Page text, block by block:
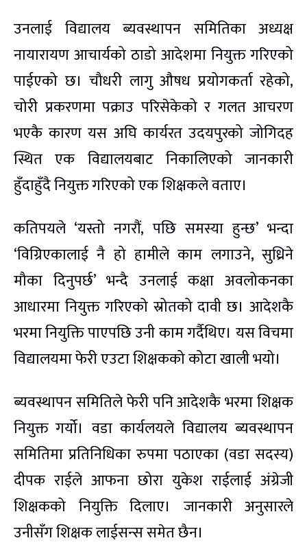
उनलाई विद्यालय ब्यवस्थापन समितिका अध्यक्ष
नायारायण आचार्यको ठाडो आदेशमा नियुक्त गरिएको
पाईएको छ। चौधरी लागु औषध प्रयोगकर्ता रहेको,
चोरी प्रकरणमा पक्राउ परिसेकेको र गलत आचरण
भएकै कारण यस अघि कार्यरत उदयपुरको जोगिदह
स्थित एक विद्यालयबाट निकालिएको जानकारी
हुँदाहुँदै नियुक्त गरिएको एक शिक्षकले वताए।
कतिपयले ‘यस्तो नगरौं, पछि समस्या हुन्छ’ भन्दा
‘विग्रिएकालाई नै हो हामीले काम लगाउने, सुध्रिने
मौका दिनुपर्छ’ भन्दै उनलाई कक्षा अवलोकनका
आधारमा नियुक्त गरिएको स्रोतको दावी छ। आदेशकै
भरमा नियुक्ति पाएपछि उनी काम गर्दैथिए। यस विचमा
विद्यालयमा फेरी एउटा शिक्षकको कोटा खाली भयो।
ब्यवस्थापन समितिले फेरी पनि आदेशकै भरमा शिक्षक
नियुक्त गर्यो। वडा कार्यलयले विद्यालय ब्यवस्थापन
समितिमा प्रतिनिधिका रुपमा पठाएका (वडा सदस्य)
दीपक राईले आफना छोरा युकेश राईलाई अंग्रेजी
शिक्षकको नियुक्ति दिलाए। जानकारी अनुसारले
उनीसँग शिक्षक लाईसन्स समेत छैन।